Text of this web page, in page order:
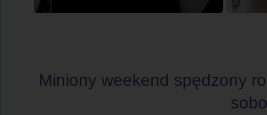
Miniony weekend spędzony